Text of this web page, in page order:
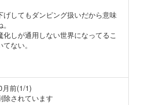
げしてもダンピング扱いだから意味
化しが通用しない世界になってるこ
ない。
月前(1/1)
除されています